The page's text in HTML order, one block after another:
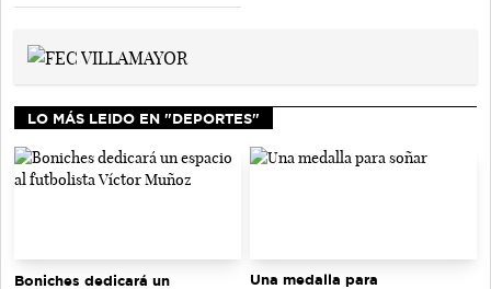
LO MÁS LEIDO EN "DEPORTES"
Boniches dedicará un
Una medalla para